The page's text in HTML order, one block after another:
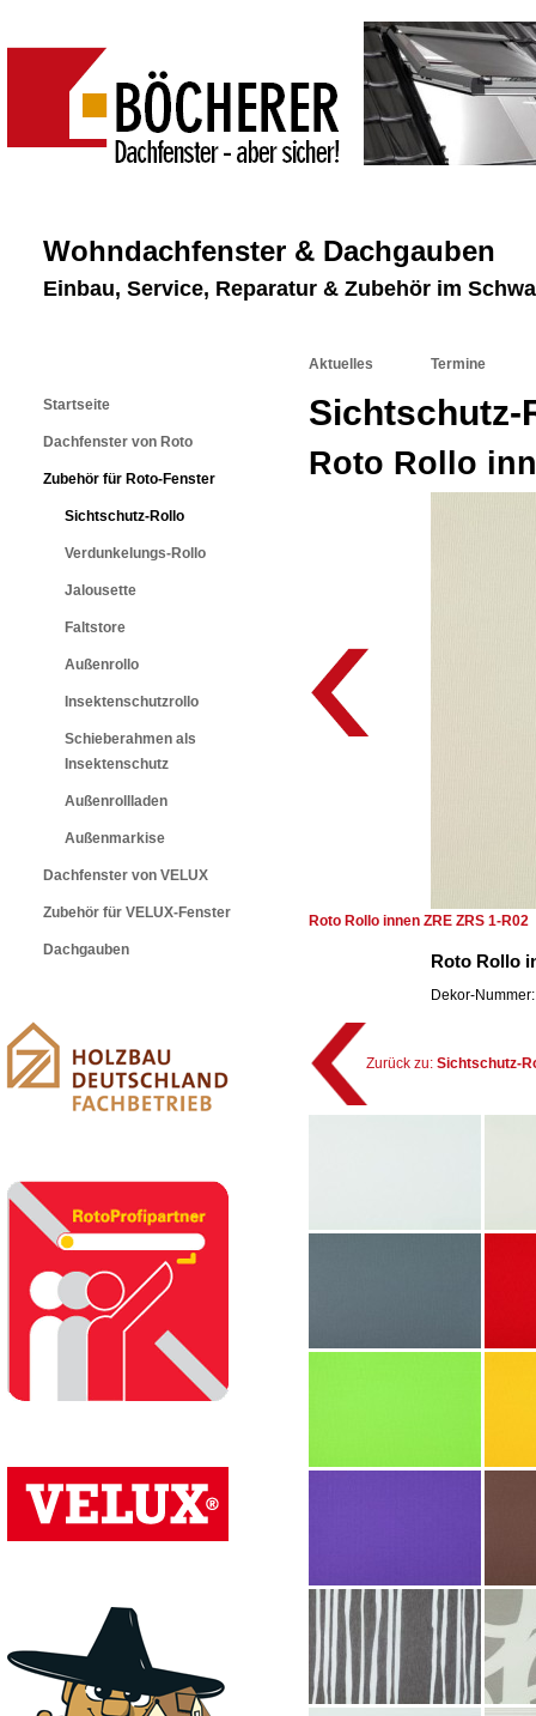
Wohndachfenster & Dachgauben
Einbau, Service, Reparatur & Zubehör im
Startseite
Dachfenster von Roto
Zubehör für Roto-Fenster
Sichtschutz-Rollo
Verdunkelungs-Rollo
Jalousette
Faltstore
Außenrollo
Insektenschutzrollo
Schieberahmen als
Insektenschutz
Außenrollladen
Außenmarkise
Dachfenster von VELUX
Zubehör für VELUX-Fenster
Dachgauben
Aktuelles Termine
Sichtschutz-
Roto Rollo
Roto Rollo innen ZRE ZRS 1-R02
Roto Rollo
Dekor-
Zurück zu: Sichtschutz-